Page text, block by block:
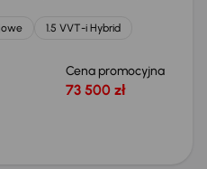
1.5 VVT-i Hybrid
Cena promocyjna
73 500 zł